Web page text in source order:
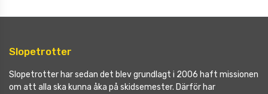
Slopetrotter
Slopetrotter har sedan det blev grundlagt i 2006 haft missionen
om att alla ska kunna åka på skidsemester. Därför har